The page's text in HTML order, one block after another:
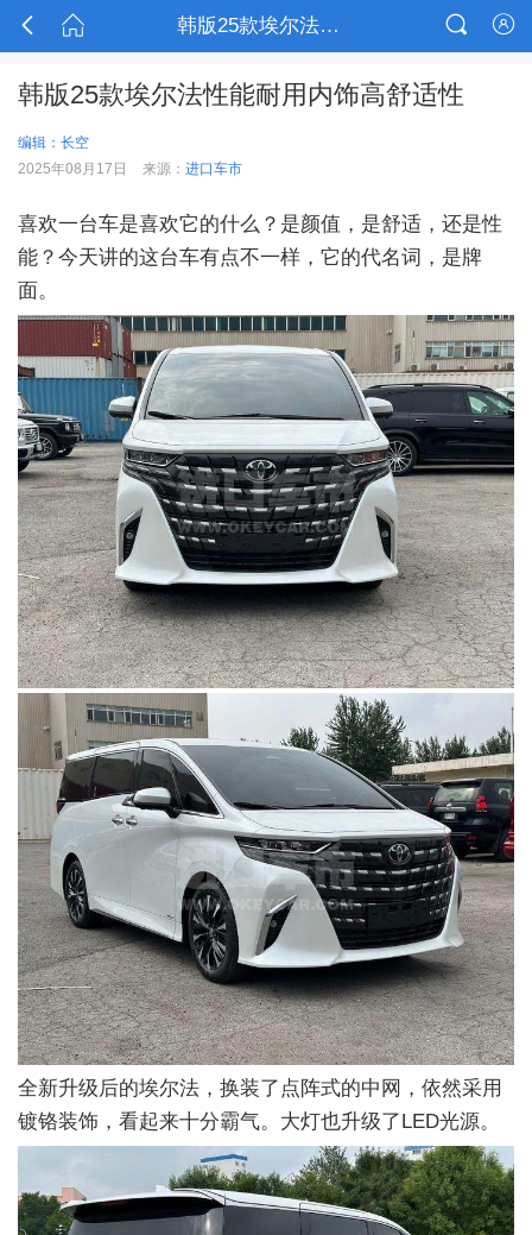
  韩版25款埃尔法性能耐用内饰高舒适性 

韩版25款埃尔法性能耐用内饰高舒适性
编辑：长空
2025年08月17日
来源： 进口车市
喜欢一台车是喜欢它的什么？是颜值，是舒适，还是性
能？今天讲的这台车有点不一样，它的代名词，是牌
面。
全新升级后的埃尔法，换装了点阵式的中网，依然采用
镀铬装饰，看起来十分霸气。大灯也升级了LED光源。